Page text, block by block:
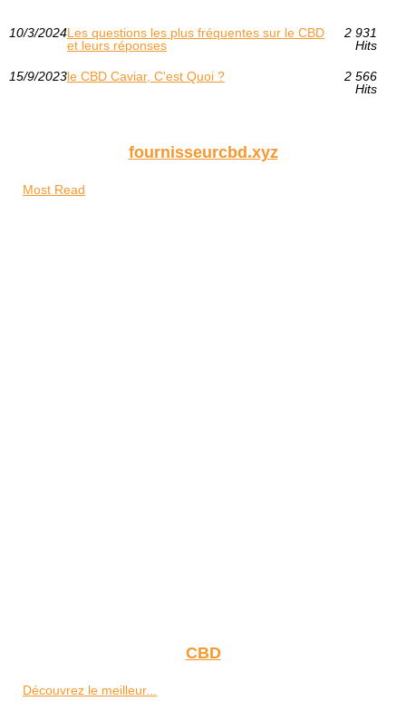
10/3/2024Les questions les plus fréquentes sur le CBD
et leurs réponses
2 931
Hits
15/9/2023le CBD Caviar, C'est Quoi ?
2 566
Hits
fournisseurcbd.xyz
Most Read
CBD
Découvrez le meilleur...